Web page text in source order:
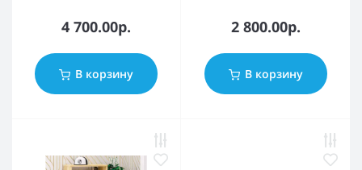
4 700.00р.
В корзину
2 800.00р.
В корзину